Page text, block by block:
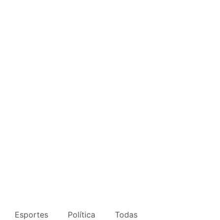
Esportes Política Todas